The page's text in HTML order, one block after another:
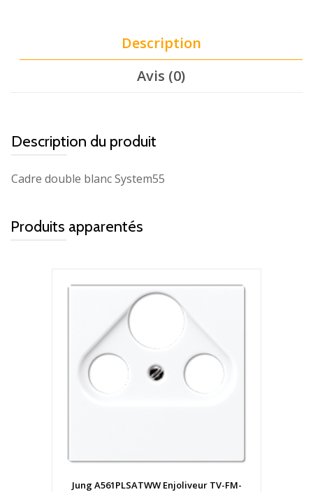
Description
Avis (0)
Description du produit
Cadre double blanc System55
Produits apparentés
Jung A561PLSATWW Enjoliveur TV-FM-